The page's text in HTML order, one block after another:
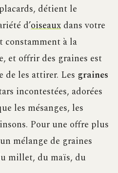
détient le
d’oiseaux dans votre
constamment à la
et offrir des graines est
de les attirer. Les graines
incontestées, adorées
les mésanges, les
Pour une offre plus
mélange de graines
millet, du maïs, du